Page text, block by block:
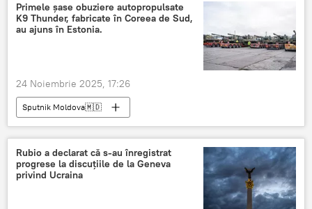
Primele șase obuziere autopropulsate
K9 Thunder, fabricate în Coreea de Sud,
au ajuns în Estonia.
24 Noiembrie 2025, 17:26
Sputnik Moldova🇲🇩
Rubio a declarat că s-au înregistrat
progrese la discuțiile de la Geneva
privind Ucraina